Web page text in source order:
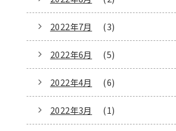
2022年7月 (3)
2022年6月 (5)
2022年4月 (6)
2022年3月 (1)